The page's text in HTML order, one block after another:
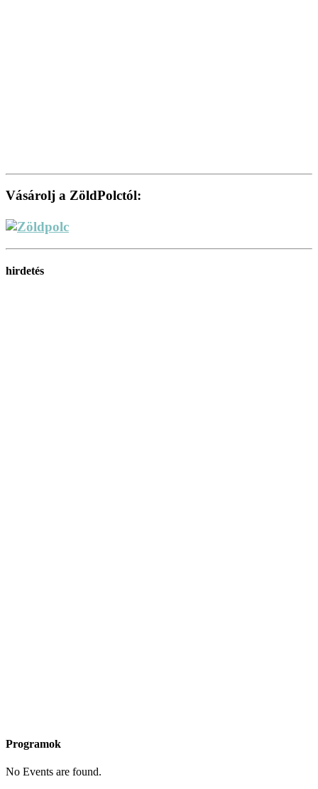
Vásárolj a ZöldPolctól:
hirdetés
Programok
No Events are found.